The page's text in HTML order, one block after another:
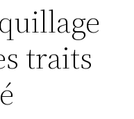
traits